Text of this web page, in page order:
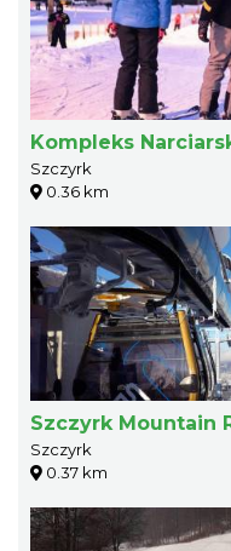
Kompleks
Szczyrk
0.36 km
Szczyrk Mountain
Szczyrk
0.37 km